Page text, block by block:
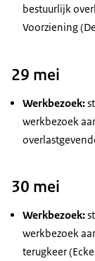
bestuurlijk
Voorziening
29 mei
Werkbezoek:
werkbezoek
30 mei
Werkbezoek:
werkbezoek
terugkeer